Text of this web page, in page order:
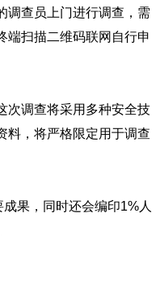
调查员上门进行调查，需
端扫描二维码联网自行申
次调查将采用多种安全技
料，将严格限定用于调查
果，同时还会编印1%人